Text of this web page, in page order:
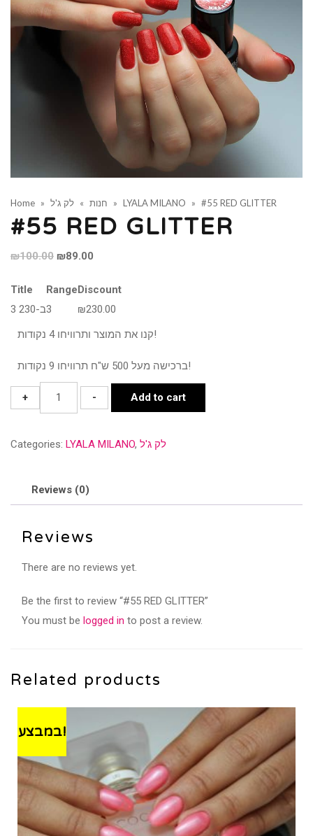
Home » חנות » לק ג'ל » LYALA MILANO » #55 RED GLITTER
#55 RED GLITTER
₪100.00 Original
was:
₪100.00.
₪89.00
is:
₪89.00.
Title RangeDiscount
3 ב-2303 ₪230.00
קנו את המוצר ותרוויחו 4 נקודות!
ברכישה מעל 500 ש"ח תרוויחו 9 נקודות!
+
#55
RED
quantity
- Add to cart
Categories: LYALA MILANO, לק ג'ל
Reviews (0)
Reviews
There are no reviews yet.
Be the first to review “#55 RED GLITTER”
You must be logged in to post a review.
Related products
במבצע!